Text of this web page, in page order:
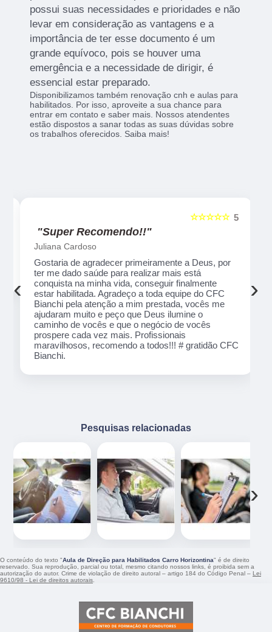
possui suas necessidades e prioridades e não
levar em consideração as vantagens e a
importância de ter esse documento é um
grande equívoco, pois se houver uma
emergência e a necessidade de dirigir, é
essencial estar preparado.
Disponibilizamos também renovação cnh e aulas para
habilitados. Por isso, aproveite a sua chance para
entrar em contato e saber mais. Nossos atendentes
estão dispostos a sanar todas as suas dúvidas sobre
os trabalhos oferecidos. Saiba mais!
☆☆☆☆☆
"Recomendo!!"
Alexsandro Sr
Um lugar muito bom, exelente atendimento ao
público em geral. Adorei, pessoal muito profissional
em tudo, excelentes instrutores, nota 1000!!
‹ ›
‹ ›
reservado. Sua reprodução, parcial ou total, mesmo citando nossos links, é proibida sem a
autorização do autor. Crime de violação de direito autoral – artigo 184 do Código Penal –
9610/98 - Lei de direitos autorais.